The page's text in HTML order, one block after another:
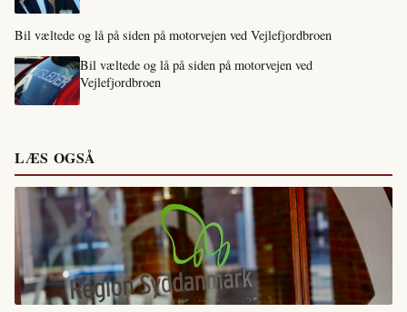
Bil væltede og lå på siden på motorvejen ved Vejlefjordbroen
Bil væltede og lå på siden på motorvejen ved
Vejlefjordbroen
LÆS OGSÅ